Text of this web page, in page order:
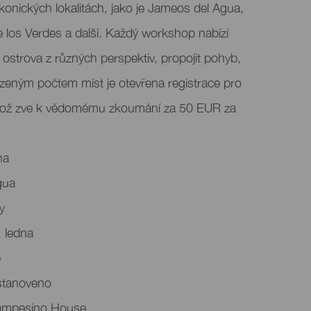
lokalitách, jako je Jameos del Agua,
los Verdes a další. Každý workshop nabízí
z různých perspektiv, propojit pohyb,
počtem míst je otevřena registrace pro
zve k vědomému zkoumání za 50 EUR za
ledna
House